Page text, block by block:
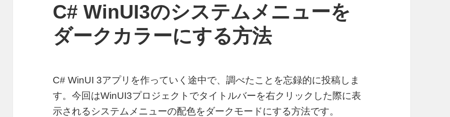
C# WinUI3のシステムメニューを
ダークカラーにする方法
C# WinUI 3アプリを作っていく途中で、調べたことを忘録的に投稿しま
す。今回はWinUI3プロジェクトでタイトルバーを右クリックした際に表
示されるシステムメニューの配色をダークモードにする方法です。